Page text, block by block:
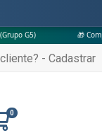
🎁 Compras acima de R$
- Cadastrar
0